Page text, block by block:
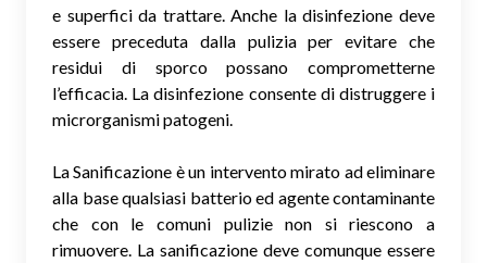
e superfici da trattare. Anche la disinfezione deve
essere preceduta dalla pulizia per evitare che
residui di sporco possano comprometterne
l’efficacia. La disinfezione consente di distruggere i
microrganismi patogeni.
La Sanificazione è un intervento mirato ad eliminare
alla base qualsiasi batterio ed agente contaminante
che con le comuni pulizie non si riescono a
rimuovere. La sanificazione deve comunque essere